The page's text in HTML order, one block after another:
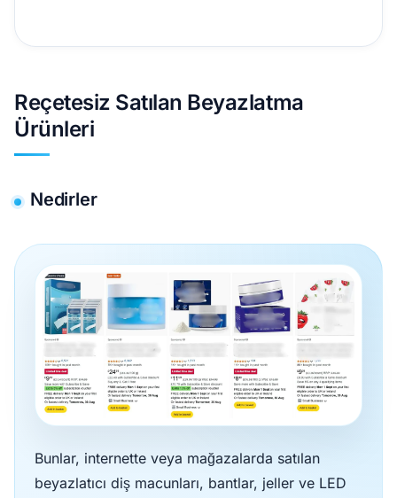
Reçetesiz Satılan Beyazlatma
Ürünleri
Nedirler
Bunlar, internette veya mağazalarda satılan
beyazlatıcı diş macunları, bantlar, jeller ve LED